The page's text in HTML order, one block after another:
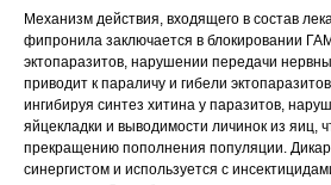
Механизм действия, входящего в состав
фипронила заключается в блокировании
эктопаразитов, нарушении передачи
приводит к параличу и гибели
ингибируя синтез хитина у паразитов,
яйцекладки и выводимости личинок из яиц,
прекращению пополнения популяции.
синергистом и используется с